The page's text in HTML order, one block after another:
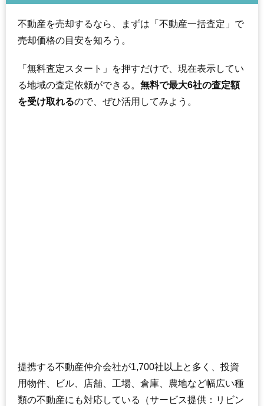
不動産を売却するなら、まずは「不動産一括査定」で
売却価格の目安を知ろう。
「無料査定スタート」を押すだけで、現在表示してい
る地域の査定依頼ができる。 無料で最大6社の査定額
を受け取れるので、ぜひ活用してみよう。
提携する不動産仲介会社が1,700社以上と多く、投資
用物件、ビル、店舗、工場、倉庫、農地など幅広い種
類の不動産にも対応している（サービス提供：リビン